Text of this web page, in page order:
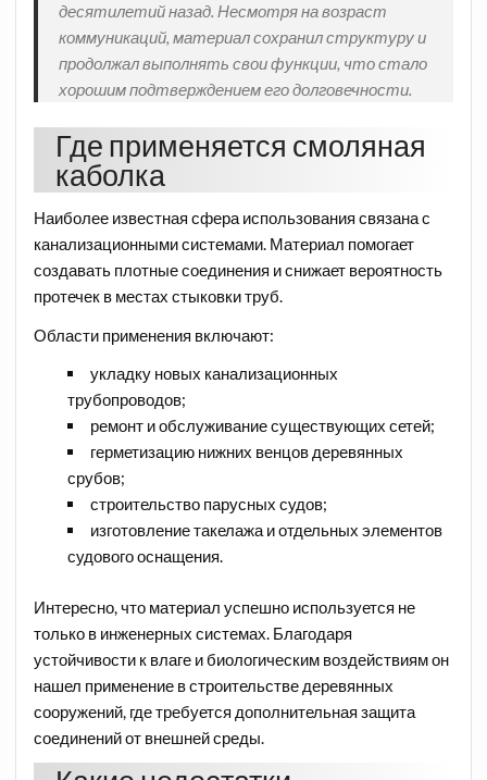
десятилетий назад. Несмотря на возраст
коммуникаций, материал сохранил структуру и
продолжал выполнять свои функции, что стало
хорошим подтверждением его долговечности.
Где применяется смоляная
каболка
Наиболее известная сфера использования связана с
канализационными системами. Материал помогает
создавать плотные соединения и снижает вероятность
протечек в местах стыковки труб.
Области применения включают:
укладку новых канализационных
трубопроводов;
ремонт и обслуживание существующих сетей;
герметизацию нижних венцов деревянных
срубов;
строительство парусных судов;
изготовление такелажа и отдельных элементов
судового оснащения.
Интересно, что материал успешно используется не
только в инженерных системах. Благодаря
устойчивости к влаге и биологическим воздействиям он
нашел применение в строительстве деревянных
сооружений, где требуется дополнительная защита
соединений от внешней среды.